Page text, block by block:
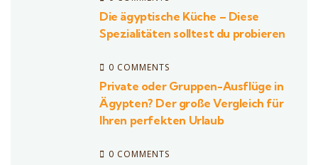
Die ägyptische Küche – Diese
Spezialitäten solltest du probieren
0 COMMENTS
Private oder Gruppen-Ausflüge in
Ägypten? Der große Vergleich für
Ihren perfekten Urlaub
0 COMMENTS